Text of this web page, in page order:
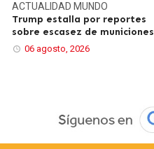
ACTUALIDAD MUNDO
Trump estalla por reportes
sobre escasez de municiones
06 agosto, 2026